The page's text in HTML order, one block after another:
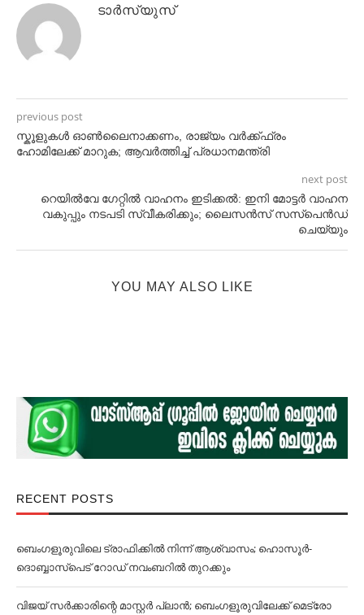
ടാർസ്യുസ്
previous post
സ്കൂളുകള്‍ ഓണ്‍ലൈനാക്കണം, രാജ്യം വര്‍ക്ക്ഫ്രം
ഹോമിലേക്ക് മാറുക; ആവര്‍ത്തിച്ച്‌ പ്രധാനമന്ത്രി
next post
റെയിൽവേ ഗേറ്റിൽ വാഹനം ഇടിക്കൽ: ഇനി മോട്ടർ വാഹന
വകുപ്പും നടപടി സ്വീകരിക്കും; ലൈസൻസ് സസ്പെൻ‍ഡ്
ചെയ്യും
YOU MAY ALSO LIKE
RECENT POSTS
ബെംഗളൂരുവിലെ ട്രാഫിക്കില്‍ നിന്ന് ആശ്വാസം; ഹൊസൂര്‍-
ദൊബ്ബാസ്പെട് റോഡ് നവംബറില്‍ തുറക്കും
വിജയ് സര്‍ക്കാരിന്റെ മാസ്റ്റര്‍ പ്ലാന്‍; ബെംഗളൂരുവിലേക്ക് മെട്രോ